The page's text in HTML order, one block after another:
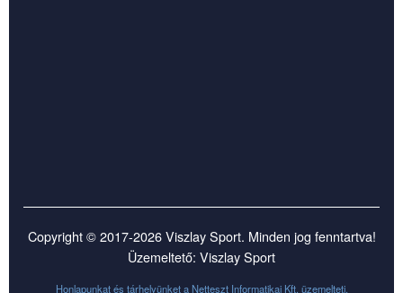
Copyright © 2017-2026 Viszlay Sport. Minden jog fenntartva!
Üzemeltető: Viszlay Sport
Honlapunkat és tárhelyünket a Netteszt Informatikai Kft. üzemelteti.